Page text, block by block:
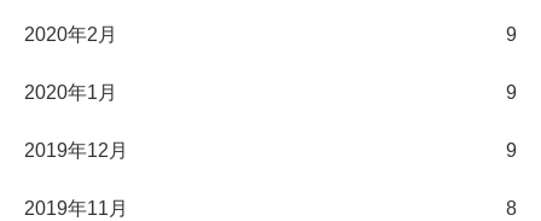
2020年2月 9
2020年1月 9
2019年12月 9
2019年11月 8